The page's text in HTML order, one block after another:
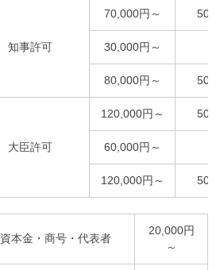
知事許可
70,000円～
30,000円～
80,000円～
大臣許可
120,000円～
60,000円～
120,000円～
本金・商号・代表者
20,000円
～